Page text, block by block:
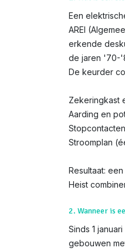
Een
AREI
erkende
de jaren '70-
De keurder
Zekeringkast
Aarding en
Stroomplan
Resultaat:
Heist
2. Wanneer is
Sinds 1
gebouwen